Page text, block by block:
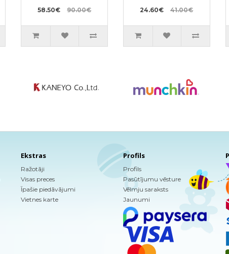
58.50€ 90.00€ 24.60€ 41.00€
Ekstras
Ražotāji
Visas preces
Īpašie piedāvājumi
Vietnes karte
Profils
Profils
Pasūtījumu vēsture
Vēlmju saraksts
Jaunumi